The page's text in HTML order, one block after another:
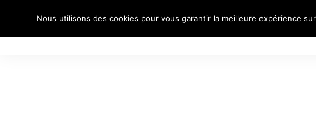
À PROPOS
Nous utilisons des cookies pour vous garantir la meilleure expérience